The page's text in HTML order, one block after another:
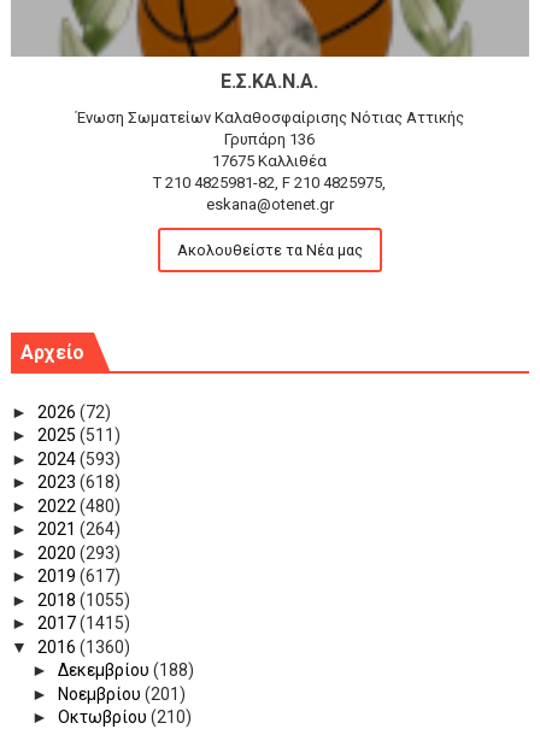
Ε.Σ.ΚΑ.Ν.Α.
Ένωση Σωματείων Καλαθοσφαίρισης Νότιας Αττικής
Γρυπάρη 136
17675 Καλλιθέα
T 210 4825981-82, F 210 4825975,
eskana@otenet.gr
Ακολουθείστε τα Νέα μας
Αρχείο
► 2026 (72)
► 2025 (511)
► 2024(593)
► 2023 (618)
► 2022 (480)
► 2021 (264)
► 2020 (293)
► 2019 (617)
► 2018 (1055)
► 2017(1415)
▼ 2016 (1360)
► Δεκεμβρίου (188)
►
Νοεμβρίου (201)
► Οκτωβρίου (210)